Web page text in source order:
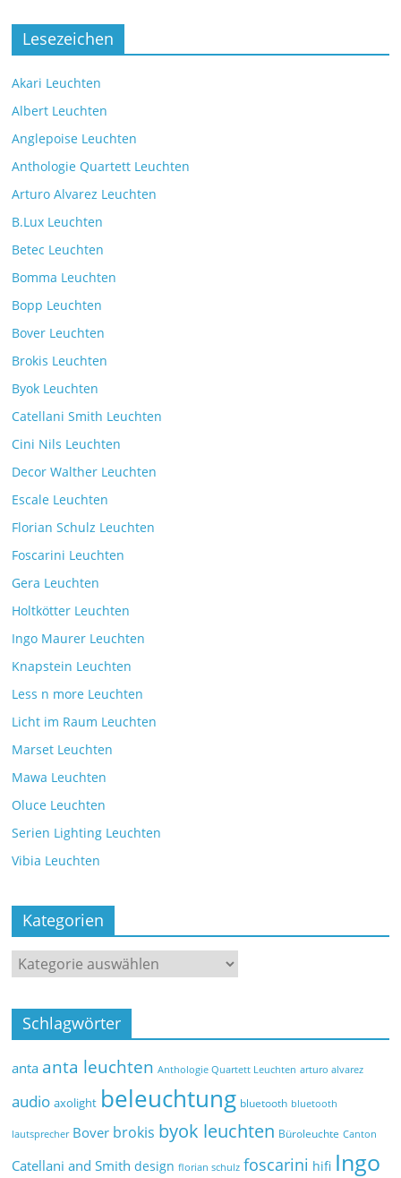
Die Leuchtenkollektion Mona des tschechischen
26. Juli 2025
Lesezeichen
Akari Leuchten
Albert Leuchten
Anglepoise Leuchten
Anthologie Quartett Leuchten
Arturo Alvarez Leuchten
B.Lux Leuchten
Betec Leuchten
Bomma Leuchten
Bopp Leuchten
Bover Leuchten
Brokis Leuchten
Byok Leuchten
Catellani Smith Leuchten
Cini Nils Leuchten
Decor Walther Leuchten
Escale Leuchten
Florian Schulz Leuchten
Foscarini Leuchten
Gera Leuchten
Holtkötter Leuchten
Ingo Maurer Leuchten
Knapstein Leuchten
Less n more Leuchten
Licht im Raum Leuchten
Marset Leuchten
Mawa Leuchten
Oluce Leuchten
Serien Lighting Leuchten
Vibia Leuchten
Kategorien
Schlagwörter
anta anta leuchten Anthologie Quartett Leuchten arturo alvarez
audio axolight beleuchtung bluetooth bluetooth
lautsprecher Bover brokis byok leuchten Büroleuchte Canton
Catellani and Smith design florian schulz foscarini hifi Ingo